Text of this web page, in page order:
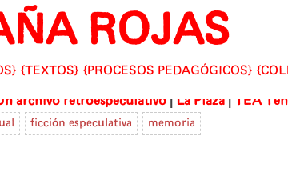
ROJAS
TEXTOS PROCESOS PEDAGÓGICOS
archivo retroespeculativo | La Plaza | TEA
ficción especulativa memoria